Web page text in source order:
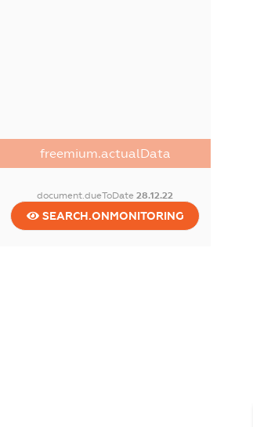
freemium.actualData
document.dueToDate28.12.22
SEARCH.ONMONITORING